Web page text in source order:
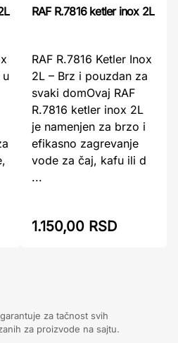
u
RAF R.7816 ketler inox 2L
RAF R.7816 Ketler Inox
2L – Brz i pouzdan za
svaki domOvaj RAF
R.7816 ketler inox 2L
je namenjen za brzo i
efikasno zagrevanje
vode za čaj, kafu ili d
...
1.150,00 RSD
za tačnost svih
za proizvode na sajtu.